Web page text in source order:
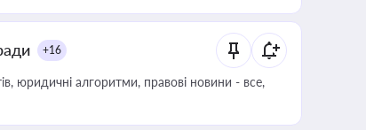
+16
юридичні алгоритми, правові новини - все,